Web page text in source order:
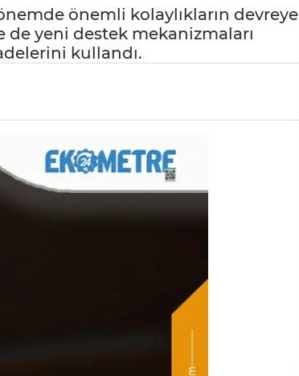
önemli kolaylıkların devreye
de yeni destek mekanizmaları
kullandı.